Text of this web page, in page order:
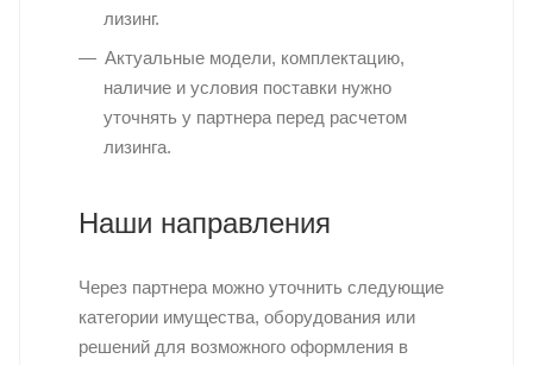
лизинг.
Актуальные модели, комплектацию,
наличие и условия поставки нужно
уточнять у партнера перед расчетом
лизинга.
Наши направления
Через партнера можно уточнить следующие
категории имущества, оборудования или
решений для возможного оформления в